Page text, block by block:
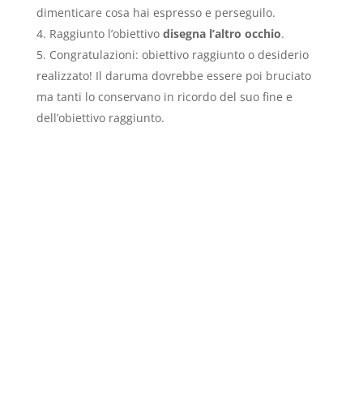
dimenticare cosa hai espresso e perseguilo.
Raggiunto l’obiettivo disegna l’altro occhio.
Congratulazioni: obiettivo raggiunto o desiderio
realizzato! Il daruma dovrebbe essere poi bruciato
ma tanti lo conservano in ricordo del suo fine e
dell’obiettivo raggiunto.